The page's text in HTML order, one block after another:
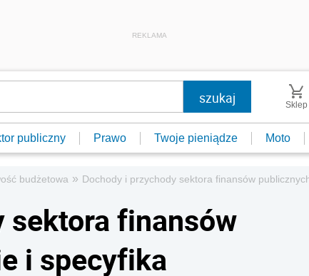
REKLAMA
Sklep
publiczny Prawo Twoje pieniądze Moto
budżetowa » Dochody i przychody sektora finansów
sektora finansów
i specyfika